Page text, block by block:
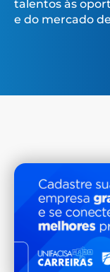
talentos às
e do mercado